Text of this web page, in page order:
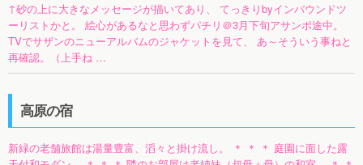
↑砂の上に大きなメッセージが描いてあり、 てっきりbyインバウンドツ
ーリストかと。 絵心があるなと思わずパチリ＠3月下旬アサンポ途中。
TVでサザンのニューアルバムのジャケットを見て、 あ～そういう事ねと
再確認。（上手ね …
高原の宿
新緑の老舗旅館は湯量豊富、滔々と掛け流し。 ＊ ＊ ＊ 庭園に面した露